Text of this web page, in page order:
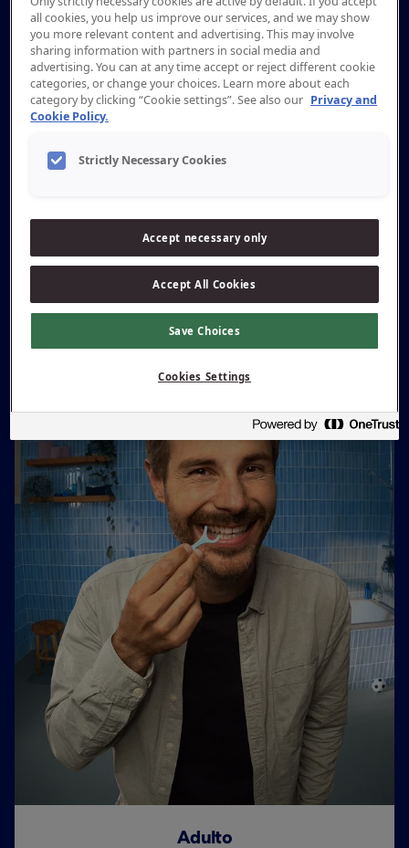
Crianças
Prevenção precoce de cáries
Descubra os Produtos para Criança
Adulto
all cookies, you help us improve our services, and we may show
you more relevant content and advertising. This may involve
sharing information with partners in social media and
advertising. You can at any time accept or reject different cookie
categories, or change your choices. Learn more about each
category by clicking “Cookie settings”. See also our Privacy and
Cookie Policy.
Strictly Necessary Cookies
Accept necessary only
Accept All Cookies
Save Choices
Cookies Settings